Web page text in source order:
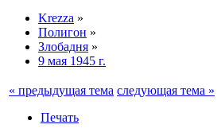
Krezza »
Полигон »
Злобадня »
9 мая 1945 г.
« предыдущая тема следующая тема »
Печать